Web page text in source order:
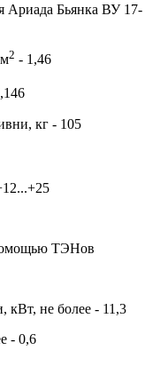
Ариада Бьянка ВУ 17-
2 - 1,46
кг - 105
ТЭНов
кВт, не более - 11,3
- 0,6